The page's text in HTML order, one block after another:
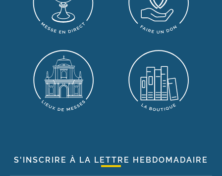
S'INSCRIRE À LA LETTRE HEBDOMADAIRE